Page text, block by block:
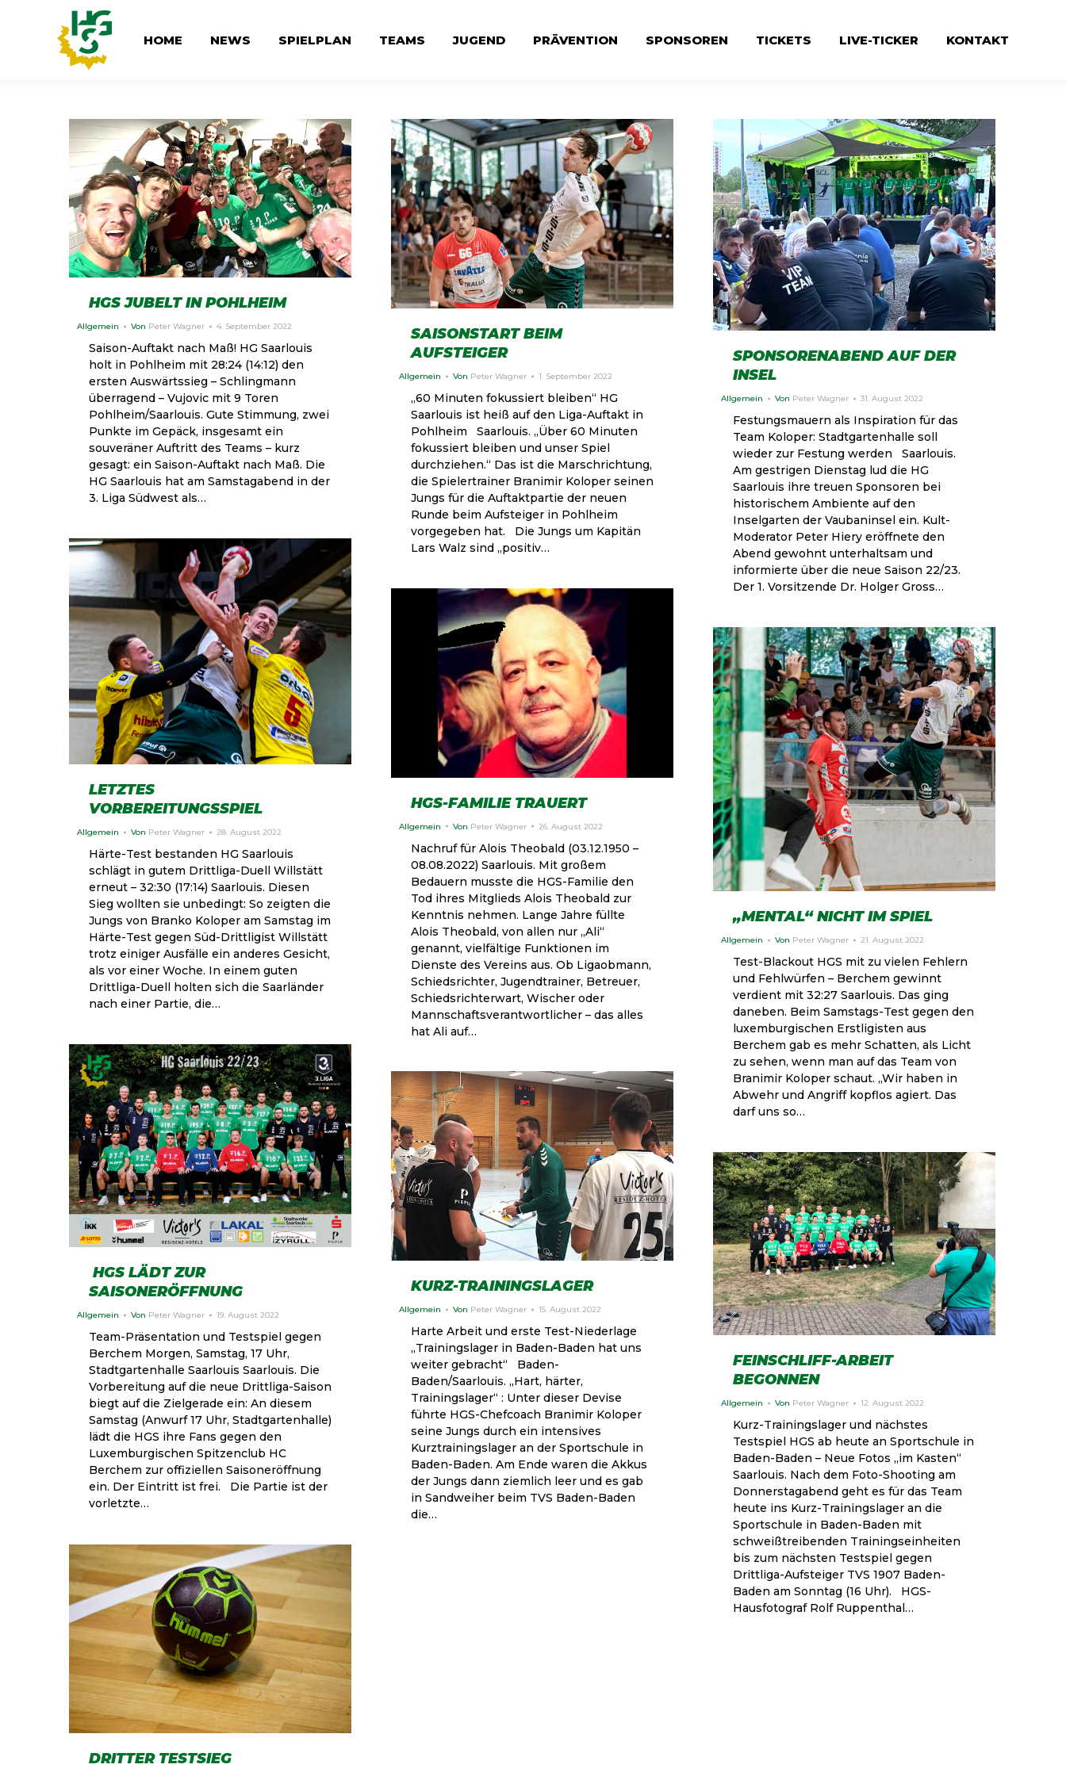
HOME NEWS SPIELPLAN TEAMS JUGEND PRÄVENTION SPONSOREN TICKETS LIVE-TICKER KONTAKT
HGS JUBELT IN POHLHEIM
Allgemein Von Peter Wagner 4. September 2022
Saison-Auftakt nach Maß! HG Saarlouis
holt in Pohlheim mit 28:24 (14:12) den
ersten Auswärtssieg – Schlingmann
überragend – Vujovic mit 9 Toren
Pohlheim/Saarlouis. Gute Stimmung, zwei
Punkte im Gepäck, insgesamt ein
souveräner Auftritt des Teams – kurz
gesagt: ein Saison-Auftakt nach Maß. Die
HG Saarlouis hat am Samstagabend in der
3. Liga Südwest als…
SAISONSTART BEIM
AUFSTEIGER
Allgemein Von Peter Wagner 1. September 2022
„60 Minuten fokussiert bleiben“ HG
Saarlouis ist heiß auf den Liga-Auftakt in
Pohlheim Saarlouis. „Über 60 Minuten
fokussiert bleiben und unser Spiel
durchziehen.“ Das ist die Marschrichtung,
die Spielertrainer Branimir Koloper seinen
Jungs für die Auftaktpartie der neuen
Runde beim Aufsteiger in Pohlheim
vorgegeben hat. Die Jungs um Kapitän
Lars Walz sind „positiv…
SPONSORENABEND AUF DER
INSEL
Allgemein Von Peter Wagner 31. August 2022
Festungsmauern als Inspiration für das
Team Koloper: Stadtgartenhalle soll
wieder zur Festung werden Saarlouis.
Am gestrigen Dienstag lud die HG
Saarlouis ihre treuen Sponsoren bei
historischem Ambiente auf den
Inselgarten der Vaubaninsel ein. Kult-
Moderator Peter Hiery eröffnete den
Abend gewohnt unterhaltsam und
informierte über die neue Saison 22/23.
Der 1. Vorsitzende Dr. Holger Gross…
LETZTES
VORBEREITUNGSSPIEL
Allgemein Von Peter Wagner 28. August 2022
Härte-Test bestanden HG Saarlouis
schlägt in gutem Drittliga-Duell Willstätt
erneut – 32:30 (17:14) Saarlouis. Diesen
Sieg wollten sie unbedingt: So zeigten die
Jungs von Branko Koloper am Samstag im
Härte-Test gegen Süd-Drittligist Willstätt
trotz einiger Ausfälle ein anderes Gesicht,
als vor einer Woche. In einem guten
Drittliga-Duell holten sich die Saarländer
nach einer Partie, die…
HGS-FAMILIE TRAUERT
Allgemein Von Peter Wagner 26. August 2022
Nachruf für Alois Theobald (03.12.1950 –
08.08.2022) Saarlouis. Mit großem
Bedauern musste die HGS-Familie den
Tod ihres Mitglieds Alois Theobald zur
Kenntnis nehmen. Lange Jahre füllte
Alois Theobald, von allen nur „Ali“
genannt, vielfältige Funktionen im
Dienste des Vereins aus. Ob Ligaobmann,
Schiedsrichter, Jugendtrainer, Betreuer,
Schiedsrichterwart, Wischer oder
Mannschaftsverantwortlicher – das alles
hat Ali auf…
„MENTAL“ NICHT IM SPIEL
Allgemein Von Peter Wagner 21. August 2022
Test-Blackout HGS mit zu vielen Fehlern
und Fehlwürfen – Berchem gewinnt
verdient mit 32:27 Saarlouis. Das ging
daneben. Beim Samstags-Test gegen den
luxemburgischen Erstligisten aus
Berchem gab es mehr Schatten, als Licht
zu sehen, wenn man auf das Team von
Branimir Koloper schaut. „Wir haben in
Abwehr und Angriff kopflos agiert. Das
darf uns so…
HGS LÄDT ZUR
SAISONERÖFFNUNG
Allgemein Von Peter Wagner 19. August 2022
Team-Präsentation und Testspiel gegen
Berchem Morgen, Samstag, 17 Uhr,
Stadtgartenhalle Saarlouis Saarlouis. Die
Vorbereitung auf die neue Drittliga-Saison
biegt auf die Zielgerade ein: An diesem
Samstag (Anwurf 17 Uhr, Stadtgartenhalle)
lädt die HGS ihre Fans gegen den
Luxemburgischen Spitzenclub HC
Berchem zur offiziellen Saisoneröffnung
ein. Der Eintritt ist frei. Die Partie ist der
vorletzte…
KURZ-TRAININGSLAGER
Allgemein Von Peter Wagner 15. August 2022
Harte Arbeit und erste Test-Niederlage
„Trainingslager in Baden-Baden hat uns
weiter gebracht“ Baden-
Baden/Saarlouis. „Hart, härter,
Trainingslager“ : Unter dieser Devise
führte HGS-Chefcoach Branimir Koloper
seine Jungs durch ein intensives
Kurztrainingslager an der Sportschule in
Baden-Baden. Am Ende waren die Akkus
der Jungs dann ziemlich leer und es gab
in Sandweiher beim TVS Baden-Baden
die…
FEINSCHLIFF-ARBEIT
BEGONNEN
Allgemein Von Peter Wagner 12. August 2022
Kurz-Trainingslager und nächstes
Testspiel HGS ab heute an Sportschule in
Baden-Baden – Neue Fotos „im Kasten“
Saarlouis. Nach dem Foto-Shooting am
Donnerstagabend geht es für das Team
heute ins Kurz-Trainingslager an die
Sportschule in Baden-Baden mit
schweißtreibenden Trainingseinheiten
bis zum nächsten Testspiel gegen
Drittliga-Aufsteiger TVS 1907 Baden-
Baden am Sonntag (16 Uhr). HGS-
Hausfotograf Rolf Ruppenthal…
DRITTER TESTSIEG